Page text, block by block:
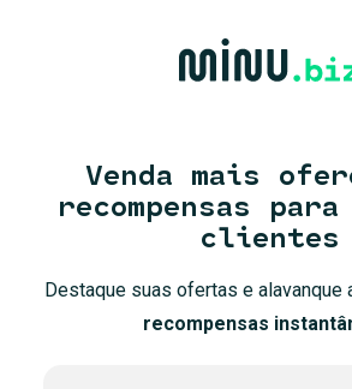
Venda mais
recompensas
clientes
Destaque suas ofertas e alavanque
recompensas